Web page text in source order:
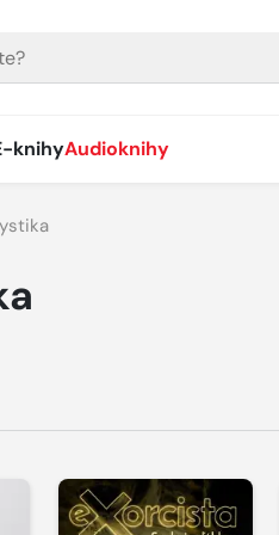
knihyAudioknihy
Přehrát